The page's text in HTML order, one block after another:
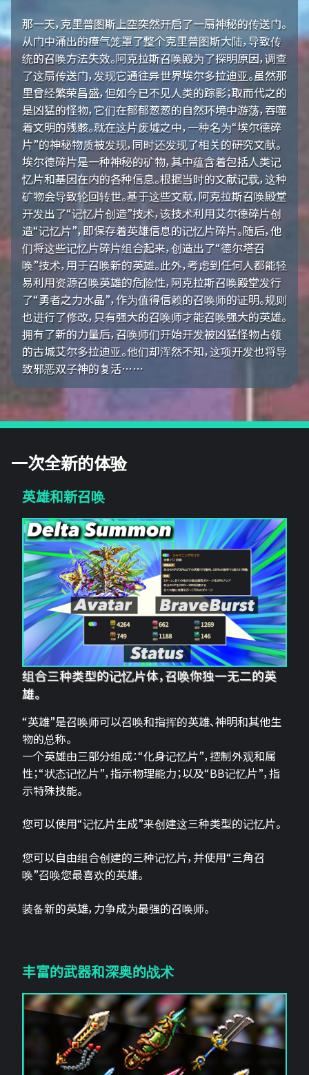
那一天，克里普图斯上空突然开启了一扇神秘的传送门。
从门中涌出的瘴气笼罩了整个克里普图斯大陆，导致传
统的召唤方法失效。阿克拉斯召唤殿为了探明原因，调查
了这扇传送门，发现它通往异世界埃尔多拉迪亚。虽然那
里曾经繁荣昌盛，但如今已不见人类的踪影；取而代之的
是凶猛的怪物，它们在郁郁葱葱的自然环境中游荡，吞噬
着文明的残骸。就在这片废墟之中，一种名为“埃尔德碎
片”的神秘物质被发现，同时还发现了相关的研究文献。
埃尔德碎片是一种神秘的矿物，其中蕴含着包括人类记
忆片和基因在内的各种信息。根据当时的文献记载，这种
矿物会导致轮回转世。基于这些文献，阿克拉斯召唤殿堂
开发出了“记忆片创造”技术，该技术利用艾尔德碎片创
造“记忆片”，即保存着英雄信息的记忆片碎片。随后，他
们将这些记忆片碎片组合起来，创造出了“德尔塔召
唤”技术，用于召唤新的英雄。此外，考虑到任何人都能轻
易利用资源召唤英雄的危险性，阿克拉斯召唤殿堂发行
了“勇者之力水晶”，作为值得信赖的召唤师的证明。规则
也进行了修改，只有强大的召唤师才能召唤强大的英雄。
拥有了新的力量后，召唤师们开始开发被凶猛怪物占领
的古城艾尔多拉迪亚。他们却浑然不知，这项开发也将导
致邪恶双子神的复活……
一次全新的体验
英雄和新召唤
组合三种类型的记忆片体，召唤你独一无二的英
雄。
“英雄”是召唤师可以召唤和指挥的英雄、神明和其他生
物的总称。
一个英雄由三部分组成：“化身记忆片”，控制外观和属
性；“状态记忆片”，指示物理能力；以及“BB记忆片”，指
示特殊技能。
您可以使用“记忆片生成”来创建这三种类型的记忆片。
您可以自由组合创建的三种记忆片，并使用“三角召
唤”召唤您最喜欢的英雄。
装备新的英雄，力争成为最强的召唤师。
丰富的武器和深奥的战术